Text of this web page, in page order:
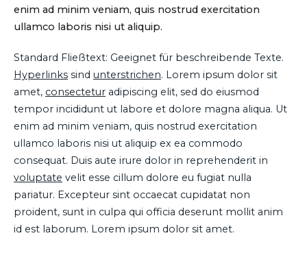
enim ad minim veniam, quis nostrud exercitation
ullamco laboris nisi ut aliquip.
Standard Fließtext: Geeignet für beschreibende Texte.
Hyperlinks sind unterstrichen. Lorem ipsum dolor sit
amet, consectetur adipiscing elit, sed do eiusmod
tempor incididunt ut labore et dolore magna aliqua. Ut
enim ad minim veniam, quis nostrud exercitation
ullamco laboris nisi ut aliquip ex ea commodo
consequat. Duis aute irure dolor in reprehenderit in
voluptate velit esse cillum dolore eu fugiat nulla
pariatur. Excepteur sint occaecat cupidatat non
proident, sunt in culpa qui officia deserunt mollit anim
id est laborum. Lorem ipsum dolor sit amet.